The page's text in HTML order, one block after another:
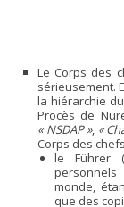
Le Corps des
sérieusement.
la hiérarchie
Procès de
« NSDAP », «
Corps des
le Führer
monde,
que des